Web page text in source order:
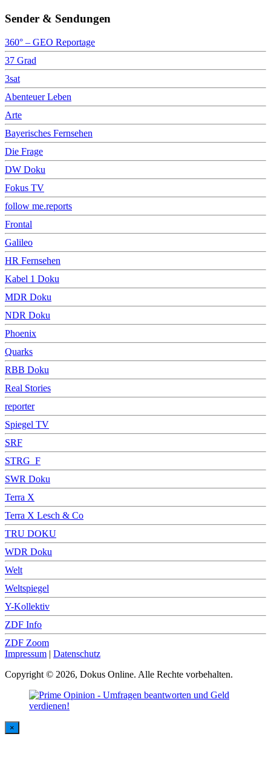
Sender & Sendungen
360° – GEO Reportage
37 Grad
3sat
Abenteuer Leben
Arte
Bayerisches Fernsehen
Die Frage
DW Doku
Fokus TV
follow me.reports
Frontal
Galileo
HR Fernsehen
Kabel 1 Doku
MDR Doku
NDR Doku
Phoenix
Quarks
RBB Doku
Real Stories
reporter
Spiegel TV
SRF
STRG_F
SWR Doku
Terra X
Terra X Lesch & Co
TRU DOKU
WDR Doku
Welt
Weltspiegel
Y-Kollektiv
ZDF Info
ZDF Zoom
Impressum | Datenschutz
Copyright © 2026, Dokus Online. Alle Rechte vorbehalten.
×